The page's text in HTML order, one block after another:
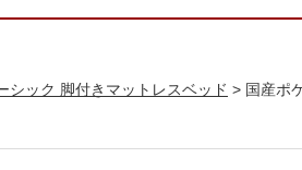
シック 脚付きマットレスベッド > 国産ポ